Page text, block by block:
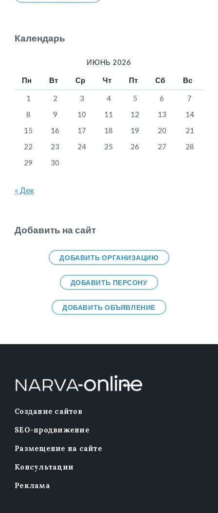
Календарь
ИЮНЬ 2026
Пн Вт Ср Чт Пт Сб Вс
1 2 3 4 5 6
7
8
9 10 11 12 13
14
15
16 17 18 19 20
21
22
23 24 25 26 27
28
29
30
« Дек
Добавить на сайт
ДОБАВИТЬ ОРГАНИЗАЦИЮ
ДОБАВИТЬ ПЕРСОНУ
ДОБАВИТЬ ОБЪЯВЛЕНИЕ
Создание сайтов
SEO-продвижение
Размещение на сайте
Консультации
Реклама